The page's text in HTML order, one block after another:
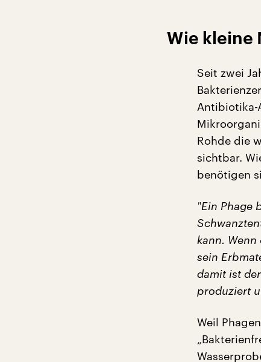
Wie kleine
Seit zwei
Antibiotika-
Rohde die
sichtbar.
benötigen
"Ein Phage
kann.
sein
damit ist
produziert
Weil